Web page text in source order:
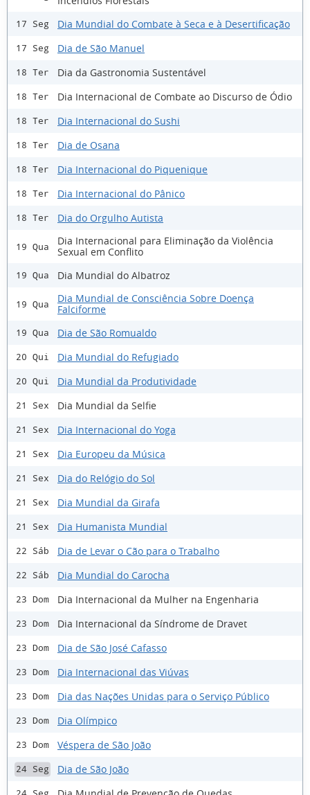
17 Seg Dia Mundial do Combate à Seca e à Desertificação
17 Seg Dia de São Manuel
18 Ter Dia da Gastronomia Sustentável
18 Ter Dia Internacional de Combate ao Discurso de Ódio
18 Ter Dia Internacional do Sushi
18 Ter Dia de Osana
18 Ter Dia Internacional do Piquenique
18 Ter Dia Internacional do Pânico
18 Ter Dia do Orgulho Autista
19 Qua
Dia Internacional para Eliminação da Violência
Sexual em Conflito
19 Qua Dia Mundial do Albatroz
19 Qua
Dia Mundial de Consciência Sobre Doença
Falciforme
19 Qua Dia de São Romualdo
20 Qui Dia Mundial do Refugiado
20 Qui Dia Mundial da Produtividade
21 Sex Dia Mundial da Selfie
21 Sex Dia Internacional do Yoga
21 Sex Dia Europeu da Música
21 Sex Dia do Relógio do Sol
21 Sex Dia Mundial da Girafa
21 Sex Dia Humanista Mundial
22 Sáb Dia de Levar o Cão para o Trabalho
22 Sáb Dia Mundial do Carocha
23 Dom Dia Internacional da Mulher na Engenharia
23 Dom Dia Internacional da Síndrome de Dravet
23 Dom Dia de São José Cafasso
23 Dom Dia Internacional das Viúvas
23 Dom Dia das Nações Unidas para o Serviço Público
23 Dom Dia Olímpico
23 Dom Véspera de São João
24 Seg Dia de São João